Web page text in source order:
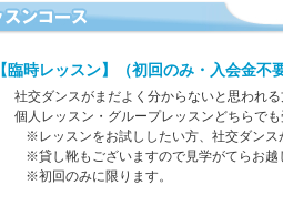
【臨時レッスン】（初回のみ・入会金不要
社交ダンスがまだよく分からないと思われ
個人レッスン・グループレッスンどちらでも
※レッスンをお試ししたい方、社交ダンス
※貸し靴もございますので見学がてらお越
※初回のみに限ります。